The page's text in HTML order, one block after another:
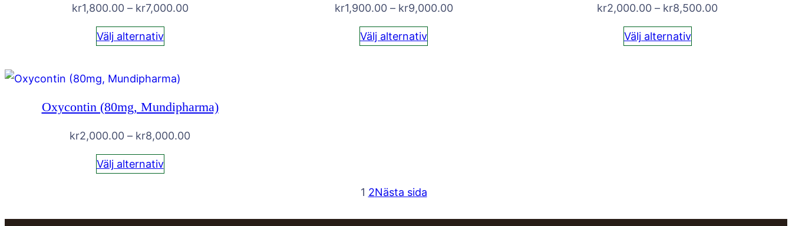
kr1,800.00 – kr7,000.00Prisintervall:
Välj alternativ
kr1,900.00 – kr9,000.00Prisintervall:
Välj alternativ
kr2,000.00 – kr8,500.00Prisintervall:
Välj alternativ
Oxycontin (80mg, Mundipharma)
kr2,000.00 – kr8,000.00Prisintervall:
Välj alternativ
1 2Nästa sida